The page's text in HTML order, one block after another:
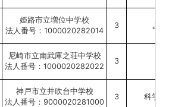
姫路市立増位中学校
法人番号：1000020282014
3 よ
尼崎市立南武庫之荘中学校
法人番号：1000020282022
3
神戸市立井吹台中学校
法人番号：9000020281000
3 科学